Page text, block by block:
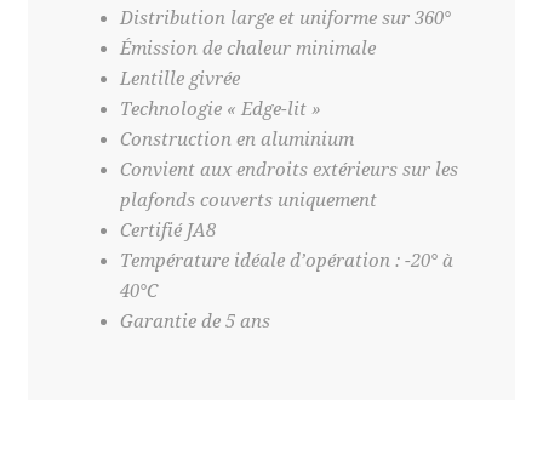
Distribution large et uniforme sur 360°
Émission de chaleur minimale
Lentille givrée
Technologie « Edge-lit »
Construction en aluminium
Convient aux endroits extérieurs sur les
plafonds couverts uniquement
Certifié JA8
Température idéale d’opération : -20° à
40°C
Garantie de 5 ans